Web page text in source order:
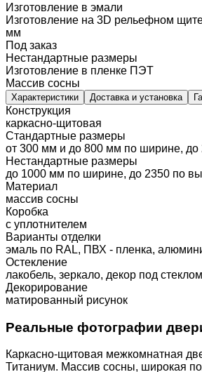
Изготовление в эмали
Изготовление на 3D рельефном
мм
Под заказ
Нестандартные размеры
Изготовление в пленке ПЭТ
Массив сосны
Характеристики Доставка и установка
Конструкция
каркасно-щитовая
Стандартные размеры
от 300 мм и до 800 мм по ширине,
Нестандартные размеры
до 1000 мм по ширине, до 2350 по
Материал
массив сосны
Коробка
с уплотнителем
Варианты отделки
эмаль по RAL, ПВХ - пленка,
Остекление
лакобель, зеркало, декор под стеклом
Декорирование
матированный рисунок
Реальные фотографии
Каркасно-щитовая межкомнатная
Титаниум. Массив сосны, широкая